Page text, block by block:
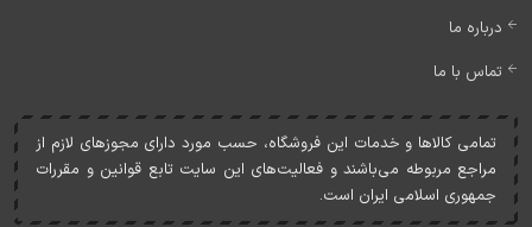
درباره ما
تماس با ما
تمامی کالاها و خدمات اين فروشگاه، حسب مورد دارای مجوزهای لازم از
مراجع مربوطه می‌باشند و فعاليت‌های اين سايت تابع قوانين و مقررات
جمهوری اسلامی ايران است.